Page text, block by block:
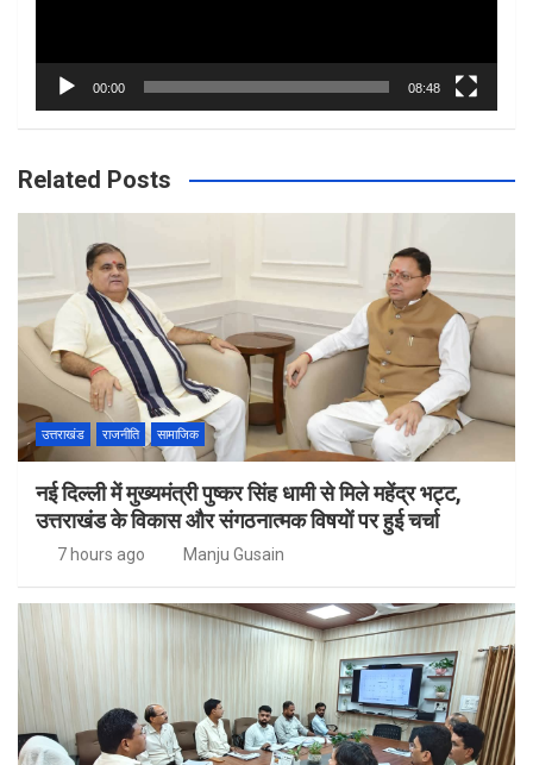
00:00 08:48
Related Posts
उत्तराखंड राजनीति सामाजिक
नई दिल्ली में मुख्यमंत्री पुष्कर सिंह धामी से मिले महेंद्र भट्ट,
उत्तराखंड के विकास और संगठनात्मक विषयों पर हुई चर्चा
7 hours ago Manju Gusain